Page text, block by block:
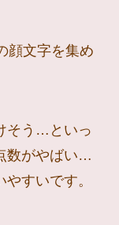
顔文字を集め
そう…といっ
数がやばい…
すいです。